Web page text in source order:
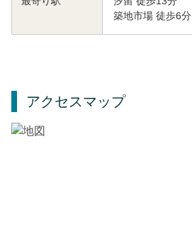
築地市場 徒歩6分
アクセスマップ